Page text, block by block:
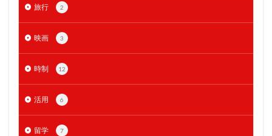
旅行 2
映画 3
時制 12
活用 6
留学 7